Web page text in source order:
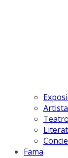
Teatro
Fama